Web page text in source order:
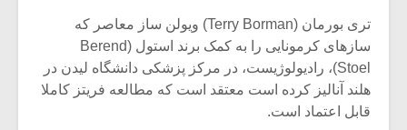
تری بورمان (Terry Borman) ویولن ساز معاصر که
سازهای کرمونایی را به کمک برند استول (Berend
Stoel)، رادیولوژیست، در مرکز پزشکی دانشگاه لیدن در
هلند آنالیز کرده است معتقد است که مطالعه فریتز کاملا
قابل اعتماد است.